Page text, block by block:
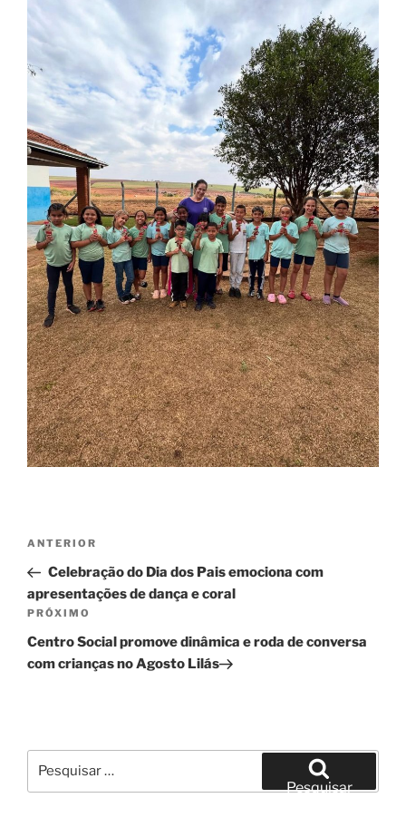
Navegação
Post
Post
anterior
ANTERIOR
Celebração do Dia dos Pais emociona com
apresentações de dança e coral
Próximo
post
PRÓXIMO
Centro Social promove dinâmica e roda de conversa
com crianças no Agosto Lilás
por:
Pesquisar